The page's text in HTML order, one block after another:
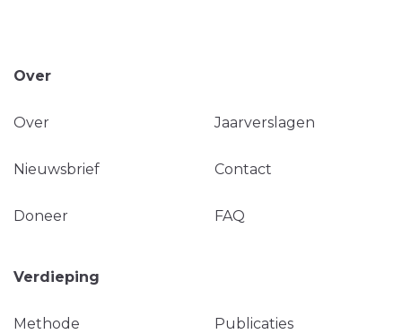
Over
Over Jaarverslagen
Nieuwsbrief Contact
Doneer FAQ
Verdieping
Methode Publicaties